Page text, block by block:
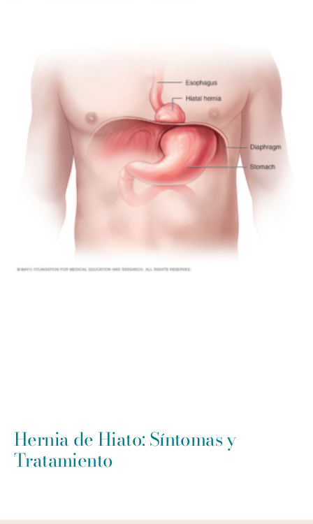
Hernia de Hiato: Síntomas y
Tratamiento